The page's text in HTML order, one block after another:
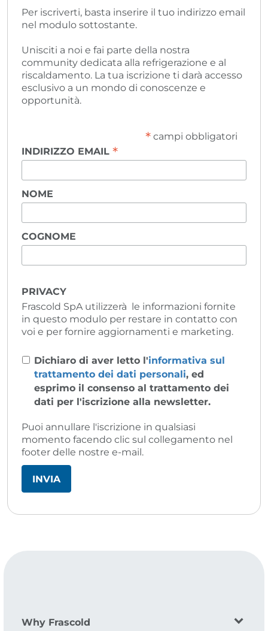
Per iscriverti, basta inserire il tuo indirizzo email
nel modulo sottostante.
Unisciti a noi e fai parte della nostra
community dedicata alla refrigerazione e al
riscaldamento. La tua iscrizione ti darà accesso
esclusivo a un mondo di conoscenze e
opportunità.
*campi obbligatori
INDIRIZZO EMAIL *
NOME
COGNOME
PRIVACY
Frascold SpA utilizzerà le informazioni fornite
in questo modulo per restare in contatto con
voi e per fornire aggiornamenti e marketing.
Dichiaro di aver letto l'informativa sul
trattamento dei dati personali, ed
esprimo il consenso al trattamento dei
dati per l'iscrizione alla newsletter.
Puoi annullare l'iscrizione in qualsiasi
momento facendo clic sul collegamento nel
footer delle nostre e-mail.
Why Frascold